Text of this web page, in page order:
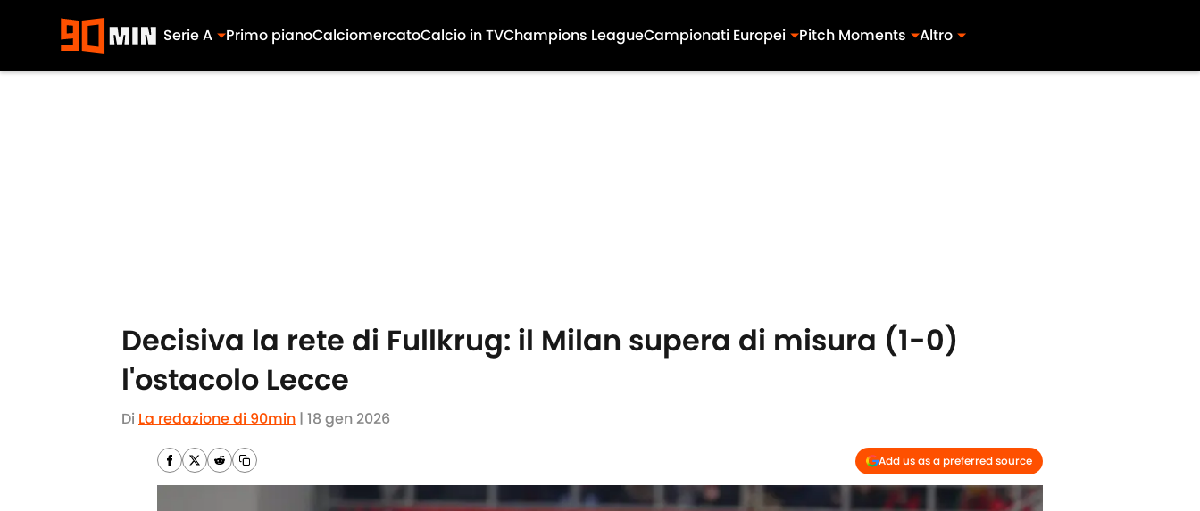
Serie A Primo pianoCalciomercatoCalcio in TVChampions LeagueCampionati Europei Pitch Moments Altro
Decisiva la rete di Fullkrug: il Milan supera di misura (1-0)
l'ostacolo Lecce
Di La redazione di 90min | 18 gen 2026
Add us as a preferred source